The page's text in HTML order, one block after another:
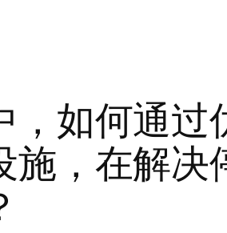
如何通过
，在解决